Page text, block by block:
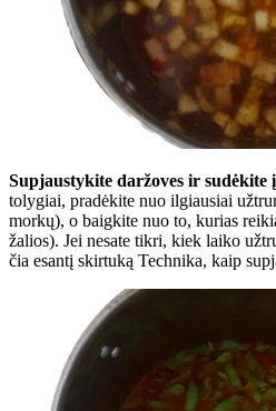
Supjaustykite daržoves ir sudėkite
tolygiai, pradėkite nuo ilgiausiai
morkų), o baigkite nuo to, kurias
žalios). Jei nesate tikri, kiek laiko
čia esantį skirtuką Technika, kaip